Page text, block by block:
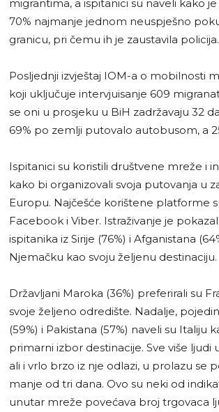
migrantima, a ispitanici su naveli kako je
70% najmanje jednom neuspješno
granicu, pri čemu ih je zaustavila policija.
Posljednji izvještaj IOM-a o mobilnosti
koji uključuje intervjuisanje 609
se oni u prosjeku u BiH zadržavaju 32
69% po zemlji putovalo autobusom, a
Ispitanici su koristili društvene mreže i
kako bi organizovali svoja putovanja u
Europu. Najčešće korištene platforme
Facebook i Viber. Istraživanje je
ispitanika iz Sirije (76%) i Afganistana
Njemačku kao svoju željenu destinaciju.
Državljani Maroka (36%) preferirali su
svoje željeno odredište. Nadalje,
(59%) i Pakistana (57%) naveli su Italiju
primarni izbor destinacije. Sve više ljudi
ali i vrlo brzo iz nje odlazi, u prolazu se
manje od tri dana. Ovo su neki od
unutar mreže povećava broj trgovaca